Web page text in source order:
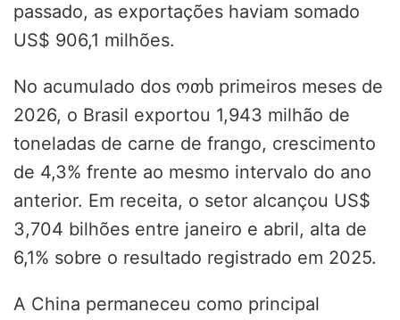
passado, as exportações haviam somado
US$ 906,1 milhões.
No acumulado dos ოთხ primeiros meses de
2026, o Brasil exportou 1,943 milhão de
toneladas de carne de frango, crescimento
de 4,3% frente ao mesmo intervalo do ano
anterior. Em receita, o setor alcançou US$
3,704 bilhões entre janeiro e abril, alta de
6,1% sobre o resultado registrado em 2025.
A China permaneceu como principal